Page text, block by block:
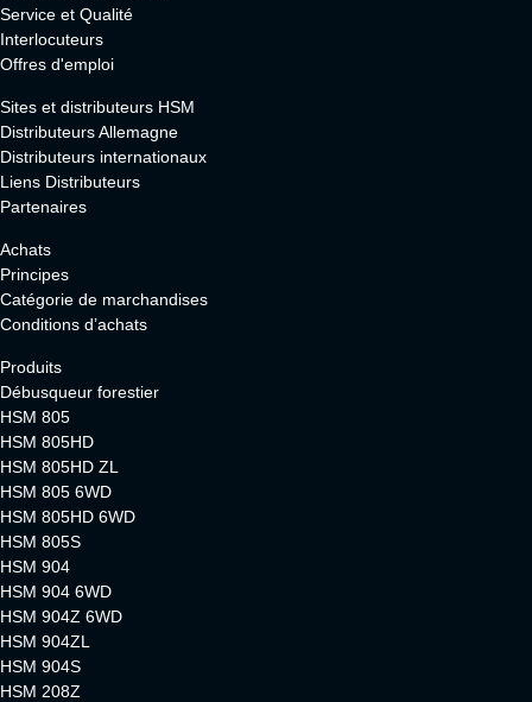
Service et Qualité
Interlocuteurs
Offres d'emploi
Sites et distributeurs HSM
Distributeurs Allemagne
Distributeurs internationaux
Liens Distributeurs
Partenaires
Achats
Principes
Catégorie de marchandises
Conditions d’achats
Produits
Débusqueur forestier
HSM 805
HSM 805HD
HSM 805HD ZL
HSM 805 6WD
HSM 805HD 6WD
HSM 805S
HSM 904
HSM 904 6WD
HSM 904Z 6WD
HSM 904ZL
HSM 904S
HSM 208Z